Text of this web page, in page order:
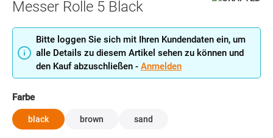
Messer Rolle 5 Black
Bitte loggen Sie sich mit Ihren Kundendaten ein, um
alle Details zu diesem Artikel sehen zu können und
den Kauf abzuschließen - Anmelden
Farbeauswählen
black brown sand